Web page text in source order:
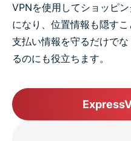
VPNを使用してショッピ
になり、位置情報も隠すこ
支払い情報を守るだけで
るのにも役立ちます。